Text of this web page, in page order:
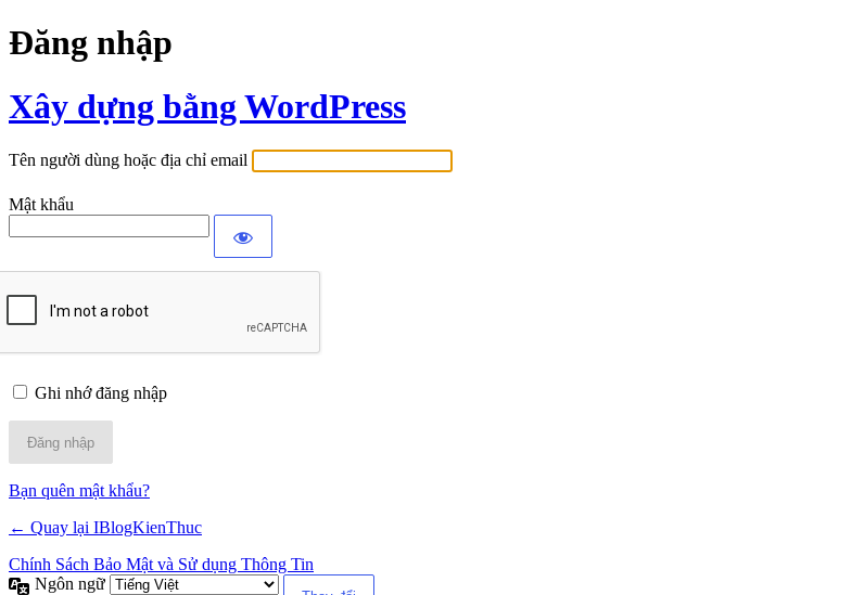
Đăng nhập
Xây dựng bằng WordPress
Tên người dùng hoặc địa chỉ email
Mật khẩu
Ghi nhớ đăng nhập
Alternative:
Bạn quên mật khẩu?
← Quay lại IBlogKienThuc
Chính Sách Bảo Mật và Sử dụng Thông Tin
Ngôn ngữ